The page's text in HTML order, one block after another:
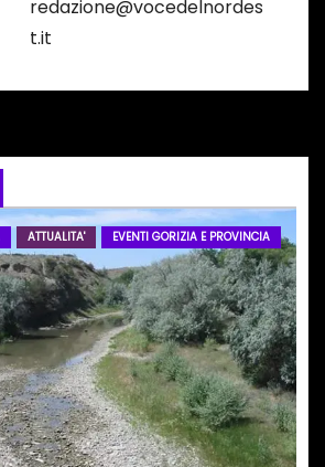
redazione@vocedelnordes
t.it
ATTUALITA' EVENTI GORIZIA E PROVINCIA